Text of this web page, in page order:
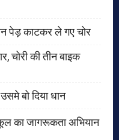
पेड़ काटकर ले गए चोर
चोरी की तीन बाइक
बो दिया धान
का जागरूकता अभियान